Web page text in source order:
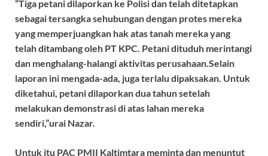
“Tiga petani dilaporkan ke Polisi dan telah ditetapkan
sebagai tersangka sehubungan dengan protes mereka
yang memperjuangkan hak atas tanah mereka yang
telah ditambang oleh PT KPC. Petani dituduh merintangi
dan menghalang-halangi aktivitas perusahaan.Selain
laporan ini mengada-ada, juga terlalu dipaksakan. Untuk
diketahui, petani dilaporkan dua tahun setelah
melakukan demonstrasi di atas lahan mereka
sendiri,”urai Nazar.
Untuk itu PAC PMII Kaltimtara meminta dan menuntut